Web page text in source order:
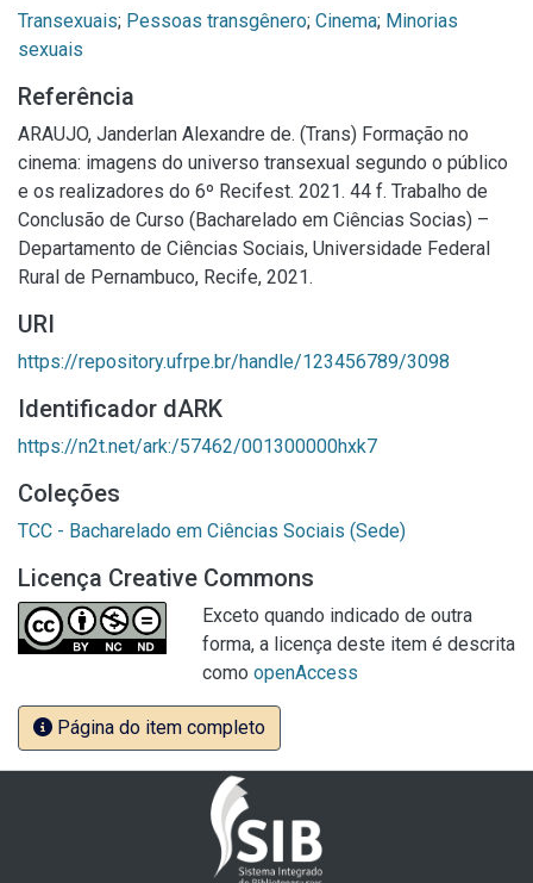
Transexuais; Pessoas transgênero; Cinema; Minorias
sexuais
Referência
ARAUJO, Janderlan Alexandre de. (Trans) Formação no
cinema: imagens do universo transexual segundo o público
e os realizadores do 6º Recifest. 2021. 44 f. Trabalho de
Conclusão de Curso (Bacharelado em Ciências Socias) –
Departamento de Ciências Sociais, Universidade Federal
Rural de Pernambuco, Recife, 2021.
URI
https://repository.ufrpe.br/handle/123456789/3098
Identificador dARK
https://n2t.net/ark:/57462/001300000hxk7
Coleções
TCC - Bacharelado em Ciências Sociais (Sede)
Licença Creative Commons
Exceto quando indicado de outra
forma, a licença deste item é descrita
como openAccess
Página do item completo